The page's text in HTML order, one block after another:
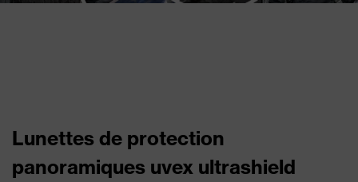
Lunettes de protection
panoramiques uvex ultrashield